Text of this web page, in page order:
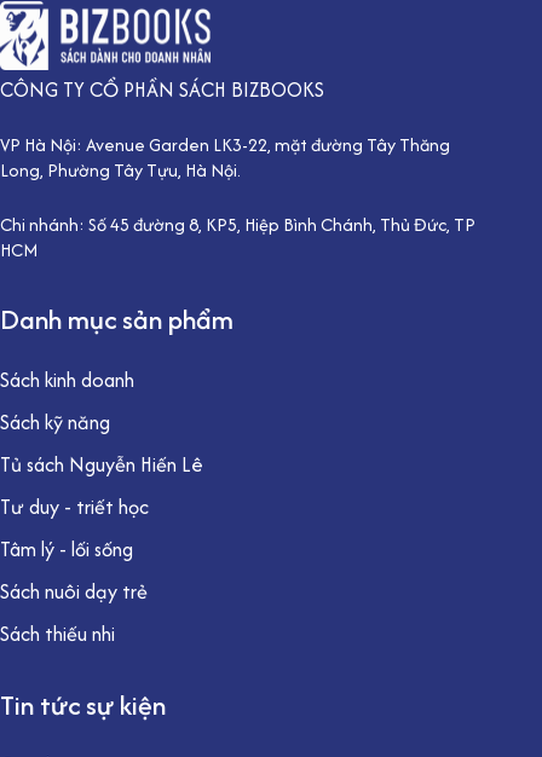
CÔNG TY CỔ PHẦN SÁCH BIZBOOKS
VP Hà Nội: Avenue Garden LK3-22, mặt đường Tây Thăng
Long, Phường Tây Tựu, Hà Nội.
Chi nhánh: Số 45 đường 8, KP5, Hiệp Bình Chánh, Thủ Đức, TP
HCM
Danh mục sản phẩm
Sách kinh doanh
Sách kỹ năng
Tủ sách Nguyễn Hiến Lê
Tư duy - triết học
Tâm lý - lối sống
Sách nuôi dạy trẻ
Sách thiếu nhi
Tin tức sự kiện